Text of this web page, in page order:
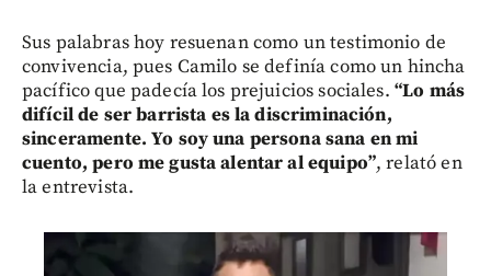
Sus palabras hoy resuenan como un testimonio de
convivencia, pues Camilo se definía como un hincha
pacífico que padecía los prejuicios sociales. “Lo más
difícil de ser barrista es la discriminación,
sinceramente. Yo soy una persona sana en mi
cuento, pero me gusta alentar al equipo”, relató en
la entrevista.